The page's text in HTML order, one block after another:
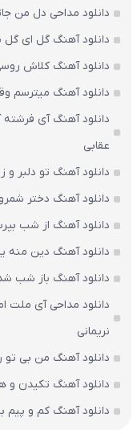
دانلود مداحی دل من
دانلود آهنگ گل ای گل
دانلود آهنگ کلاش روسی پستو
دانلود آهنگ میترسم
دانلود آهنگ آی
عقابی
دانلود آهنگ تو دلبر و
دانلود آهنگ دختر
دانلود آهنگ از شب
دانلود آهنگ دین منه
دانلود آهنگ باز شب
دانلود مداحی آی ملت
نریمانی
دانلود آهنگ من بی تو
دانلود آهنگ تکیدن و
دانلود آهنگ کم و پیم